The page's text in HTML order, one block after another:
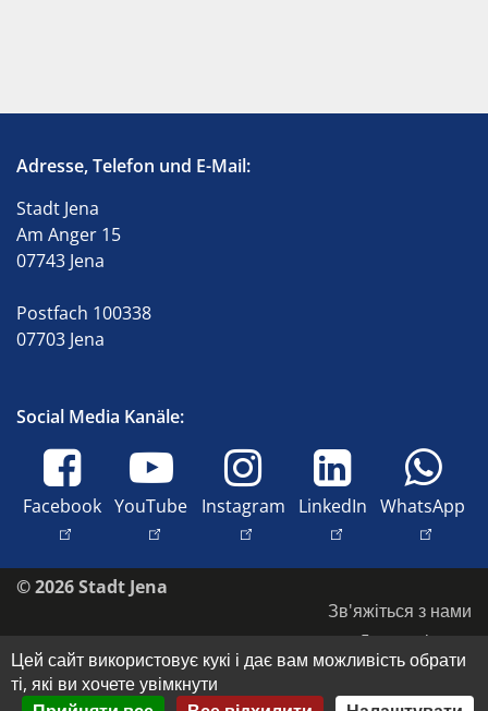
Adresse, Telefon und E-Mail:
Stadt Jena
Am Anger 15
07743 Jena
Postfach 100338
07703 Jena
Social Media Kanäle:
Facebook YouTube Instagram LinkedIn WhatsApp
© 2026 Stadt Jena
Зв'яжіться з нами
Доступність
Захист даних
Відбиток
Цей сайт використовує кукі і дає вам можливість обрати
ті, які ви хочете увімкнути